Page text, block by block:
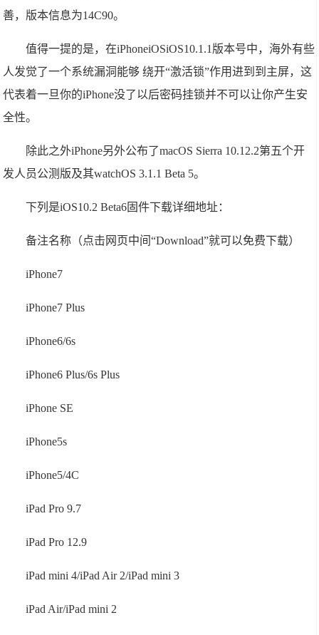
善，版本信息为14C90。
值得一提的是，在iPhoneiOSiOS10.1.1版本号中，海外有些
人发觉了一个系统漏洞能够 绕开“激活锁”作用进到到主屏，这
代表着一旦你的iPhone没了以后密码挂锁并不可以让你产生安
全性。
除此之外iPhone另外公布了macOS Sierra 10.12.2第五个开
发人员公测版及其watchOS 3.1.1 Beta 5。
下列是iOS10.2 Beta6固件下载详细地址：
备注名称（点击网页中间“Download”就可以免费下载）
iPhone7
iPhone7 Plus
iPhone6/6s
iPhone6 Plus/6s Plus
iPhone SE
iPhone5s
iPhone5/4C
iPad Pro 9.7
iPad Pro 12.9
iPad mini 4/iPad Air 2/iPad mini 3
iPad Air/iPad mini 2